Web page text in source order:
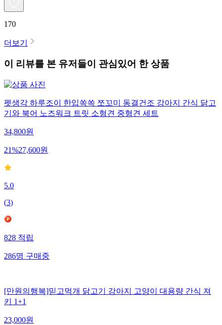
170
더보기
이 리뷰를 본 유저들이 관심있어 한 상품
펫생각 하루조이 한입쏙쏙 쪼꼬미 동결건조 강아지 간식 닭고
기와 북어 노즈워크 트릿 소형견 중형견 세트
34,800원
21%27,600원
5.0
(3)
828 적립
286명 구매중
[만원의행복]믿고먹개 닭고기 강아지 고양이 대용량 간식 져
키 1+1
23,000원